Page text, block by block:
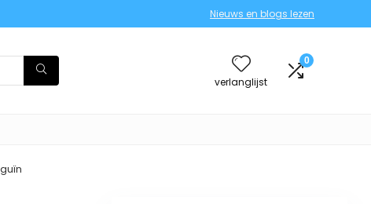
Nieuws en blogs lezen
verlanglijst
0